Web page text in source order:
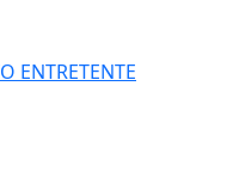
ENTRETENTE